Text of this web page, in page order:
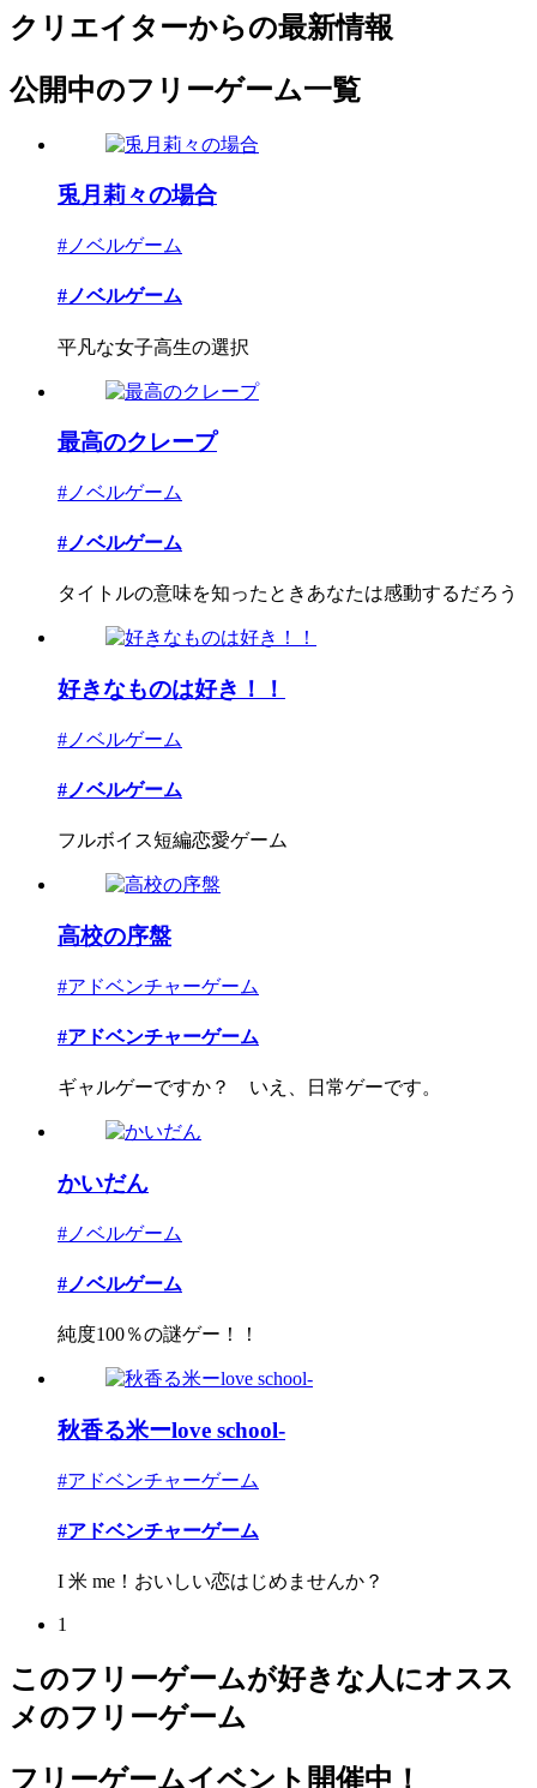
クリエイターからの最新情報
公開中のフリーゲーム一覧
兎月莉々の場合
#ノベルゲーム
#ノベルゲーム
平凡な女子高生の選択
最高のクレープ
#ノベルゲーム
#ノベルゲーム
タイトルの意味を知ったときあなたは感動するだろう
好きなものは好き！！
#ノベルゲーム
#ノベルゲーム
フルボイス短編恋愛ゲーム
高校の序盤
#アドベンチャーゲーム
#アドベンチャーゲーム
ギャルゲーですか？ いえ、日常ゲーです。
かいだん
#ノベルゲーム
#ノベルゲーム
純度100％の謎ゲー！！
秋香る米ーlove school-
#アドベンチャーゲーム
#アドベンチャーゲーム
I 米 me！おいしい恋はじめませんか？
1
このフリーゲームが好きな人にオスス
メのフリーゲーム
フリーゲームイベント開催中！